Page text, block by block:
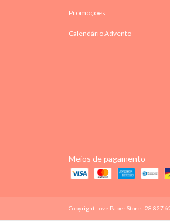
Promoções
Calendário Advento
Meios de pagamento
Copyright Love Paper Store -